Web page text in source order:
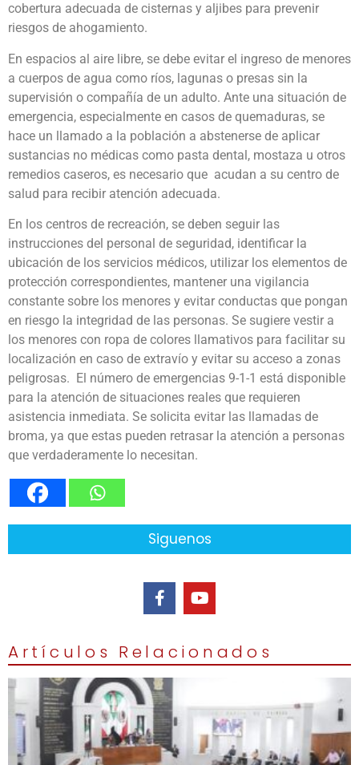
cobertura adecuada de cisternas y aljibes para prevenir
riesgos de ahogamiento.
En espacios al aire libre, se debe evitar el ingreso de menores
a cuerpos de agua como ríos, lagunas o presas sin la
supervisión o compañía de un adulto. Ante una situación de
emergencia, especialmente en casos de quemaduras, se
hace un llamado a la población a abstenerse de aplicar
sustancias no médicas como pasta dental, mostaza u otros
remedios caseros, es necesario que acudan a su centro de
salud para recibir atención adecuada.
En los centros de recreación, se deben seguir las
instrucciones del personal de seguridad, identificar la
ubicación de los servicios médicos, utilizar los elementos de
protección correspondientes, mantener una vigilancia
constante sobre los menores y evitar conductas que pongan
en riesgo la integridad de las personas. Se sugiere vestir a
los menores con ropa de colores llamativos para facilitar su
localización en caso de extravío y evitar su acceso a zonas
peligrosas. El número de emergencias 9-1-1 está disponible
para la atención de situaciones reales que requieren
asistencia inmediata. Se solicita evitar las llamadas de
broma, ya que estas pueden retrasar la atención a personas
que verdaderamente lo necesitan.
Siguenos
Artículos Relacionados